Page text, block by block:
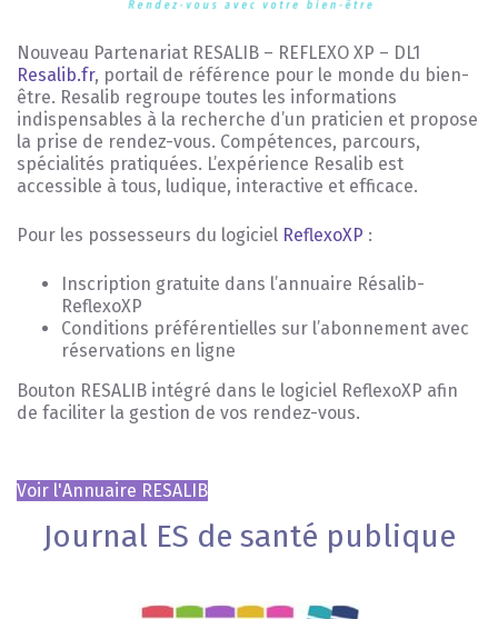
Nouveau Partenariat RESALIB – REFLEXO XP – DL1
Resalib.fr, portail de référence pour le monde du bien-
être. Resalib regroupe toutes les informations
indispensables à la recherche d’un praticien et propose
la prise de rendez-vous. Compétences, parcours,
spécialités pratiquées. L’expérience Resalib est
accessible à tous, ludique, interactive et efficace.
Pour les possesseurs du logiciel ReflexoXP :
Inscription gratuite dans l’annuaire Résalib-
ReflexoXP
Conditions préférentielles sur l’abonnement avec
réservations en ligne
Bouton RESALIB intégré dans le logiciel ReflexoXP afin
de faciliter la gestion de vos rendez-vous.
Voir l'Annuaire RESALIB
Journal ES de santé publique